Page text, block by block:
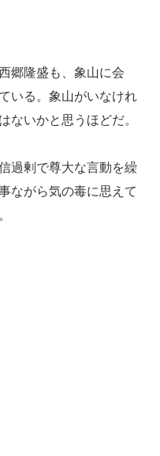
郷隆盛も、象山に会
いる。象山がいなけれ
ないかと思うほどだ。
過剰で尊大な言動を繰
ながら気の毒に思えて